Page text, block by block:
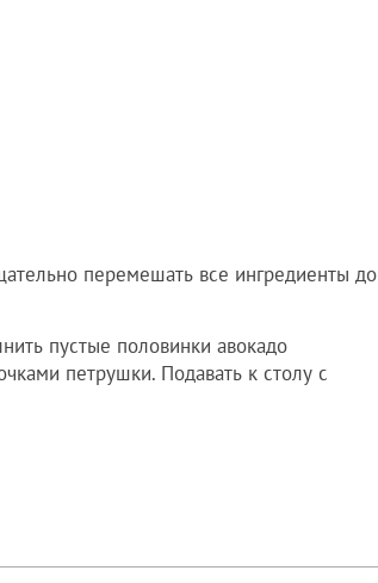
перемешать все ингредиенты до
пустые половинки авокадо
петрушки. Подавать к столу с